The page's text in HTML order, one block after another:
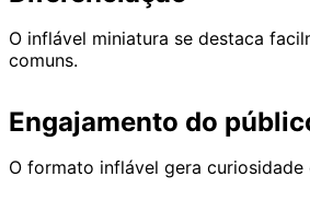
O inflável miniatura se destaca
comuns.
Engajamento do
O formato inflável gera curiosidade